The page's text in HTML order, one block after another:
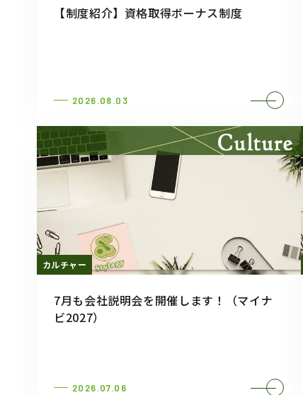
【制度紹介】資格取得ボーナス制度
2026.08.03
カルチャー
7月も会社説明会を開催します！（マイナ
ビ2027）
2026.07.06